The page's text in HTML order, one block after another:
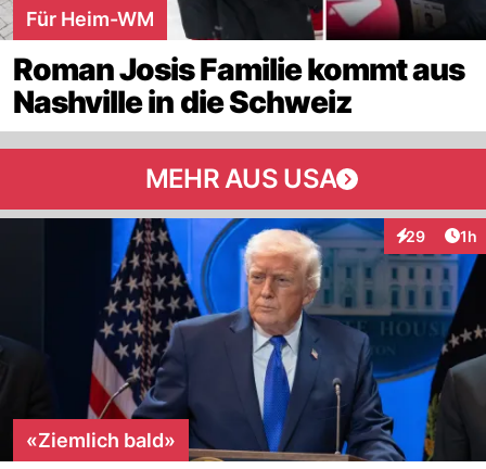
Für Heim-WM
Roman Josis Familie kommt aus
Nashville in die Schweiz
MEHR AUS USA
29
Interaktionen
1h
«Ziemlich bald»